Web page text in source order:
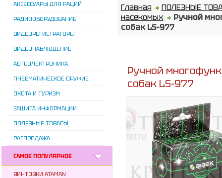
АКСЕССУАРЫ ДЛЯ РАЦИЙ
РАДИООБОРУДОВАНИЕ
ВИДЕОРЕГИСТРАТОРЫ
ВИДЕОНАБЛЮДЕНИЕ
АВТОЭЛЕКТРОНИКА
ПНЕВМАТИЧЕСКОЕ ОРУЖИЕ
ОХОТА И ТУРИЗМ
ЗАЩИТА ИНФОРМАЦИИ
ПОЛЕЗНЫЕ ТОВАРЫ
РАСПРОДАЖА
САМОЕ ПОПУЛЯРНОЕ
ВИНТОВКИ ATAMAN
Главная
ПОЛЕЗНЫЕ
насекомых
Ручной
собак LS-977
Ручной
собак LS-977